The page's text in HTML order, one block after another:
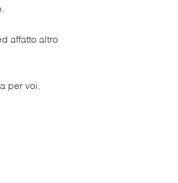
affatto altro
per voi.